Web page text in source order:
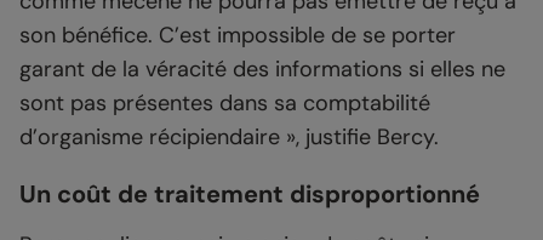
son bénéfice. C’est impossible de se porter
garant de la véracité des informations si elles ne
sont pas présentes dans sa comptabilité
d’organisme récipiendaire », justifie Bercy.
Un coût de traitement disproportionné